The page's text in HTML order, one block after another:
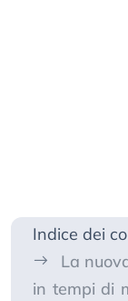
Indice dei
La
in tempi di